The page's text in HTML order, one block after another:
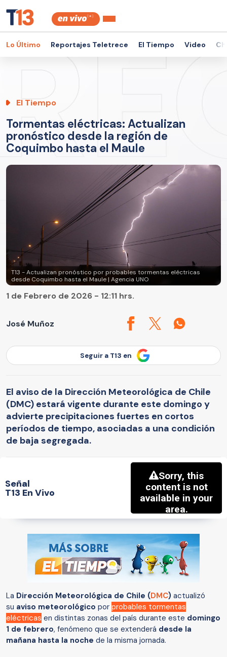
Lo Último Reportajes Teletrece El Tiempo Video
El Tiempo
Tormentas eléctricas: Actualizan
pronóstico desde la región de
Coquimbo hasta el Maule
T13 - Actualizan pronóstico por probables tormentas eléctricas
desde Coquimbo hasta el Maule | Agencia UNO
José Muñoz
1 de Febrero de 2026 - 12:11 hrs.
Seguir a T13 en
El aviso de la Dirección Meteorológica de Chile
(DMC) estará vigente durante este domingo y
advierte precipitaciones fuertes en cortos
períodos de tiempo, asociadas a una condición
de baja segregada.
Señal
T13 En Vivo
La Dirección Meteorológica de Chile (DMC) actualizó
su aviso meteorológico por probables tormentas
eléctricas en distintas zonas del país durante este domingo
1 de febrero, fenómeno que se extenderá desde la
mañana hasta la noche de la misma jornada.